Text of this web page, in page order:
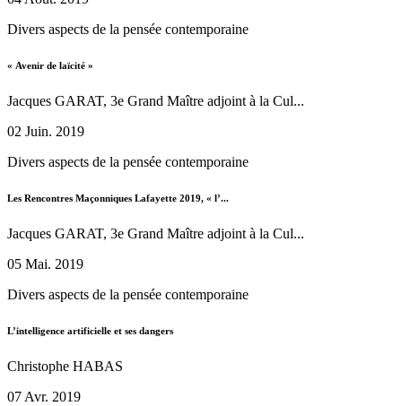
Divers aspects de la pensée contemporaine
« Avenir de laïcité »
Jacques GARAT, 3e Grand Maître adjoint à la Cul...
02 Juin. 2019
Divers aspects de la pensée contemporaine
Les Rencontres Maçonniques Lafayette 2019, « l’...
Jacques GARAT, 3e Grand Maître adjoint à la Cul...
05 Mai. 2019
Divers aspects de la pensée contemporaine
L’intelligence artificielle et ses dangers
Christophe HABAS
07 Avr. 2019